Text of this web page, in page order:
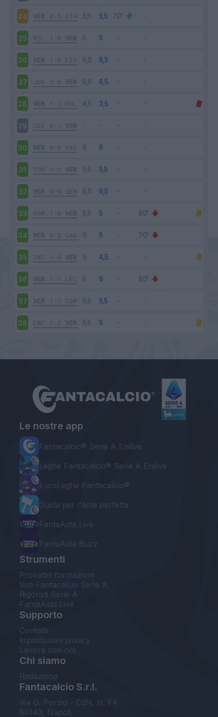
24 VER 0-5 ATA
25 MIL 1-0 VER
26 VER 1-0 FIO
27 JUV 2-0 VER
28 VER 1-2 BOL
29 UDI 0-1 VER
30 VER 0-0 PAR
31 TOR 1-1 VER
32 VER 0-0 GEN
33 ROM 1-0 VER
34 VER 0-2 CAG
35 INT 1-0 VER
36 VER 1-1 LEC
37 VER 1-1 COM
38 EMP 1-2 VER
Le nostre app
Fantacalcio® Serie A Enilive
Leghe Fantacalcio® Serie A Enilive
EuroLeghe Fantacalcio®
Guida per l'asta perfetta
FantaAsta Live
FantaAsta Buzz
Strumenti
Probabili formazioni
Voti Fantacalcio Serie A
Rigoristi Serie A
FantaAsta Live
Supporto
Contatti
Impostazioni privacy
Lavora con noi
Chi siamo
Redazione
Fantacalcio S.r.l.
Via G. Porzio - CdN, Is. F4
80143, Napoli